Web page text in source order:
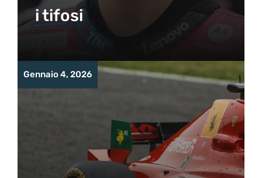
i tifosi
Gennaio 4, 2026